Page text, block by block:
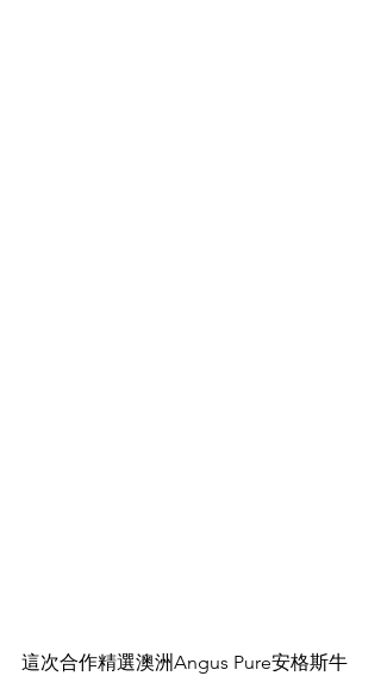
這次合作精選澳洲Angus Pure安格斯牛